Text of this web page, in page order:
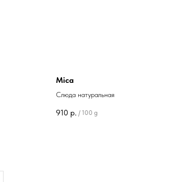
Mica
Слюда натуральная
910 р. / 100 g